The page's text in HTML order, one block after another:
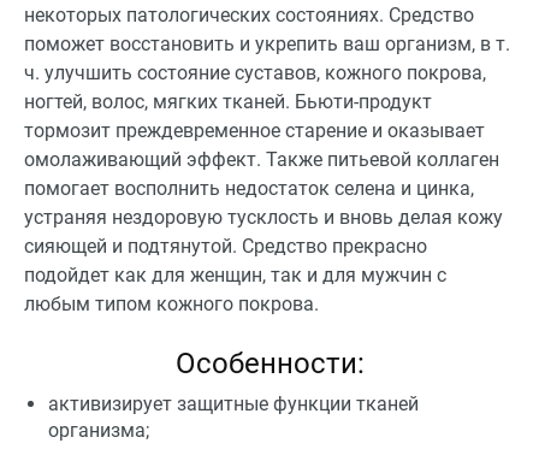
некоторых патологических состояниях. Средство
поможет восстановить и укрепить ваш организм, в т.
ч. улучшить состояние суставов, кожного покрова,
ногтей, волос, мягких тканей. Бьюти-продукт
тормозит преждевременное старение и оказывает
омолаживающий эффект. Также питьевой коллаген
помогает восполнить недостаток селена и цинка,
устраняя нездоровую тусклость и вновь делая кожу
сияющей и подтянутой. Средство прекрасно
подойдет как для женщин, так и для мужчин с
любым типом кожного покрова.
Особенности:
активизирует защитные функции тканей
организма;